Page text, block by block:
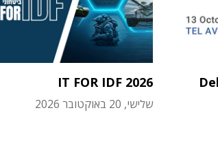
IT FOR IDF 2026
שלישי, 20 באוקטובר 2026